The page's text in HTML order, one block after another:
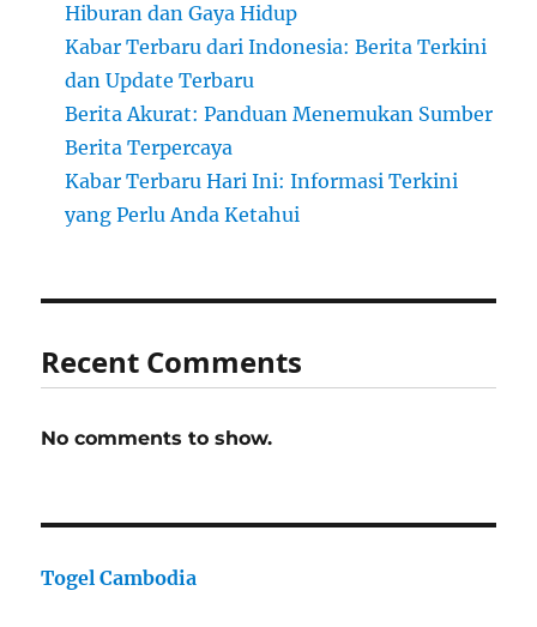
Hiburan dan Gaya Hidup
Kabar Terbaru dari Indonesia: Berita Terkini
dan Update Terbaru
Berita Akurat: Panduan Menemukan Sumber
Berita Terpercaya
Kabar Terbaru Hari Ini: Informasi Terkini
yang Perlu Anda Ketahui
Recent Comments
No comments to show.
Togel Cambodia